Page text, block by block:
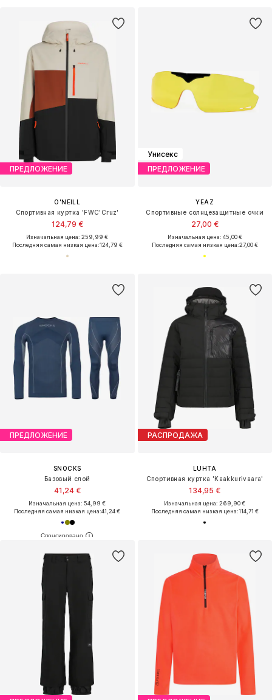
ПРЕДЛОЖЕНИЕ
O'NEILL
Спортивная куртка 'FWC'Cruz'
124,79 €
Изначальная цена: 259,99 €
Последняя самая низкая цена:124,79 €
Унисекс
ПРЕДЛОЖЕНИЕ
YEAZ
Спортивные солнцезащитные очки
27,00 €
Изначальная цена: 45,00 €
Последняя самая низкая цена:27,00 €
ПРЕДЛОЖЕНИЕ
SNOCKS
Базовый слой
41,24 €
Изначальная цена: 54,99 €
Последняя самая низкая цена:41,24 €
РАСПРОДАЖА
LUHTA
Спортивная куртка 'Kaakkurivaara'
134,95 €
Изначальная цена: 269,90 €
Последняя самая низкая цена:114,71 €